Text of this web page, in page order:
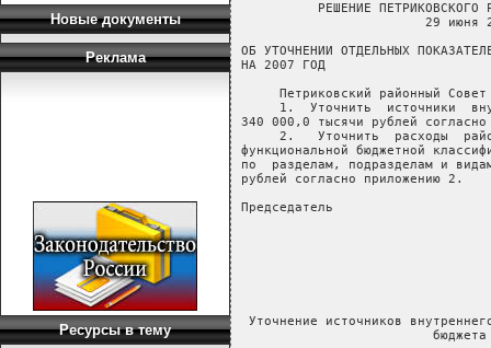
Новые документы
Реклама
Ресурсы в тему
РЕШЕНИЕ ПЕТРИКОВСКОГО
29 июня
ОБ УТОЧНЕНИИ ОТДЕЛЬНЫХ
НА 2007 ГОД
Петриковский районный
1.  Уточнить  источники
340 000,0 тысячи рублей
2.   Уточнить  расходы
функциональной бюджетной
по  разделам, подразделам и
рублей согласно приложению 2.
Председатель
Уточнение источников
бюджета